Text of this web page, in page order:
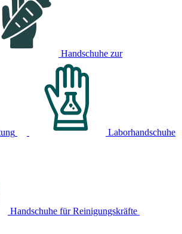
Handschuhe zur
Laborhandschuhe
Handschuhe für Reinigungskräfte